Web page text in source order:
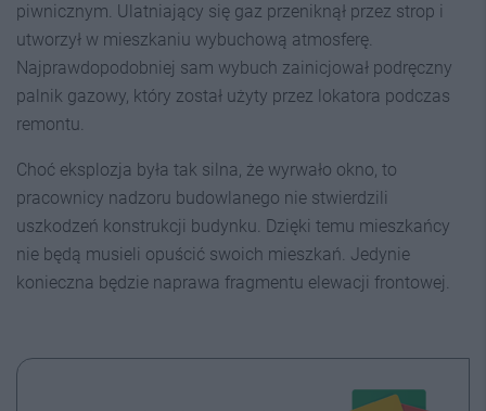
piwnicznym. Ulatniający się gaz przeniknął przez strop i
utworzył w mieszkaniu wybuchową atmosferę.
Najprawdopodobniej sam wybuch zainicjował podręczny
palnik gazowy, który został użyty przez lokatora podczas
remontu.
Choć eksplozja była tak silna, że wyrwało okno, to
pracownicy nadzoru budowlanego nie stwierdzili
uszkodzeń konstrukcji budynku. Dzięki temu mieszkańcy
nie będą musieli opuścić swoich mieszkań. Jedynie
konieczna będzie naprawa fragmentu elewacji frontowej.